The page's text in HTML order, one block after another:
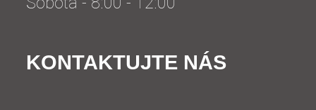
KONTAKTUJTE NÁS